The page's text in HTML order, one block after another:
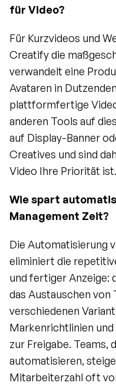
für Video?
Für Kurzvideos und
Creatify die
verwandelt eine
Avataren in
plattformfertige
anderen Tools auf
auf Display-Banner
Creatives und sind
Video Ihre Priorität ist.
Wie spart
Management Zeit?
Die Automatisierung
eliminiert die
und fertiger Anzeige:
das Austauschen
verschiedenen
Markenrichtlinien
zur Freigabe. Teams,
automatisieren,
Mitarbeiterzahl oft